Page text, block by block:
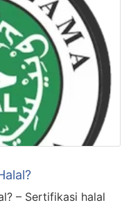
– Sertifikasi halal